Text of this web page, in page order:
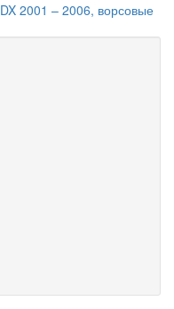
2001 – 2006, ворсовые